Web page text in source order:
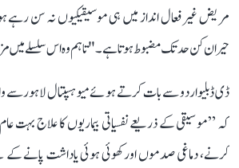
مریض غیر فعال انداز میں ہی موسیقیکیوں نہ سن رہے
حیران کن حد تک مضبوط ہوتا ہے۔" تاہم وہ اس سلسلے میں
ڈی ڈبلیو اردو سے بات کرتے ہوئے میو ہسپتال لاہور سے
کہ ”موسیقی کے ذریعے نفسیاتی بیماریوں کا علاج بہت
کرنے، دماغی صدموں اور کھوئی ہوئی یاداشت پانے کے